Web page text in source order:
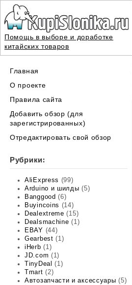
Помощь в выборе и доработке
китайских товаров
Main
Skip
content
Главная
О проекте
Правила сайта
Добавить обзор (для
зарегистрированных)
Отредактировать свой обзор
Рубрики:
AliExpress (99)
Arduino и шилды (5)
Banggood (6)
Buyincoins (14)
Dealextreme (15)
Dealsmachine (1)
EBAY (44)
Gearbest (1)
iHerb (1)
JD.com (1)
TinyDeal (1)
Tmart (2)
Автозапчасти и аксессуары (5)